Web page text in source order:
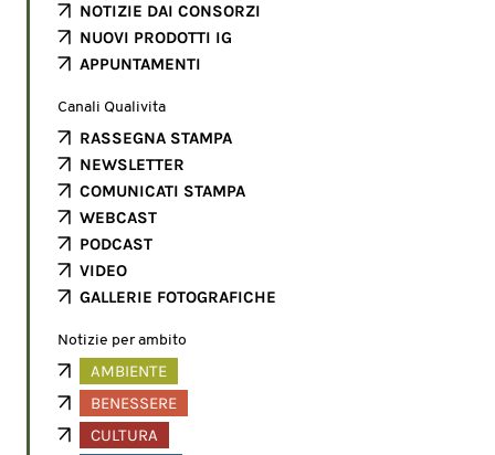
NOTIZIE DAI CONSORZI
NUOVI PRODOTTI IG
APPUNTAMENTI
Canali Qualivita
RASSEGNA STAMPA
NEWSLETTER
COMUNICATI STAMPA
WEBCAST
PODCAST
VIDEO
GALLERIE FOTOGRAFICHE
Notizie per ambito
AMBIENTE
BENESSERE
CULTURA